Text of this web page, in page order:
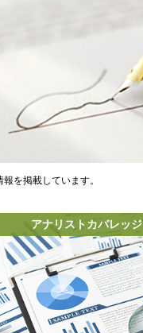
を掲載しています。
アナリストカバレッジ